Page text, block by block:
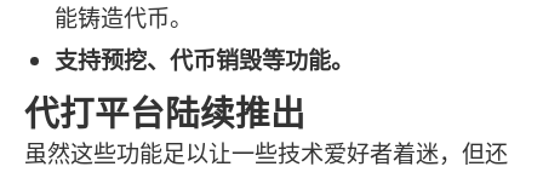
能铸造代币。
支持预挖、代币销毁等功能。
代打平台陆续推出
虽然这些功能足以让一些技术爱好者着迷，但还